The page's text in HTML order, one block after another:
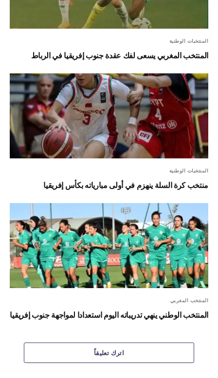
المنتخبات الوطنية
المنتخب المغربي يسعى لفك عقدة جنوب إفريقيا في الرباط
المنتخبات الوطنية
منتخب كرة السلة ينهزم في أولى مبارياته بكأس إفريقيا
المنتخب المغربي
المنتخب الوطني ينهي تدريباته اليوم استعدادا لمواجهة جنوب إفريقيا
اترك تعليقاً